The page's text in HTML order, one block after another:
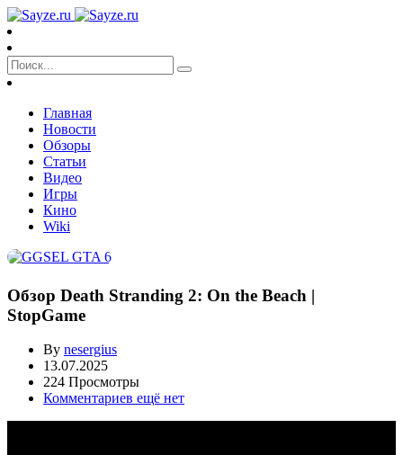
Главная
Новости
Обзоры
Статьи
Видео
Игры
Кино
Wiki
Обзор Death Stranding 2: On the Beach |
StopGame
By nesergius
13.07.2025
224 Просмотры
Комментариев ещё нет